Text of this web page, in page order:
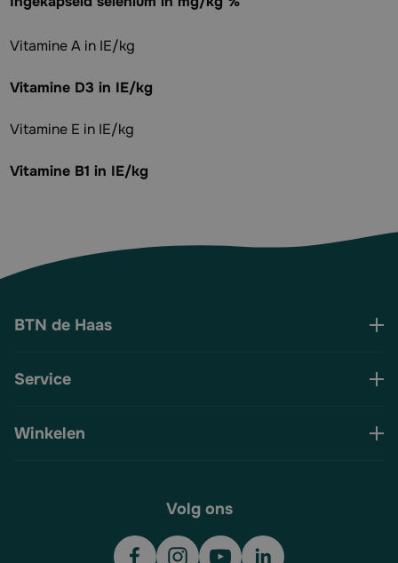
Vitamine A in IE/kg
Vitamine D3 in IE/kg
Vitamine E in IE/kg
Vitamine B1 in IE/kg
BTN de Haas
Service
Winkelen
Volg ons